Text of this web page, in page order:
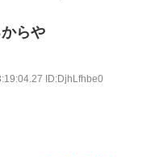
らや
ID:DjhLfhbe0